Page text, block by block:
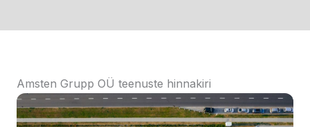
Amsten Grupp OÜ teenuste hinnakiri